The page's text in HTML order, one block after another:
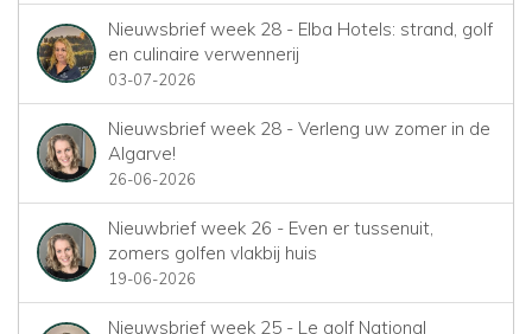
Nieuwsbrief week 28 - Elba Hotels: strand, golf
en culinaire verwennerij
03-07-2026
Nieuwsbrief week 28 - Verleng uw zomer in de
Algarve!
26-06-2026
Nieuwbrief week 26 - Even er tussenuit,
zomers golfen vlakbij huis
19-06-2026
Nieuwsbrief week 25 - Le golf National